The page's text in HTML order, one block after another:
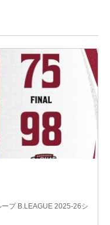
プ B.LEAGUE 2025-26シ